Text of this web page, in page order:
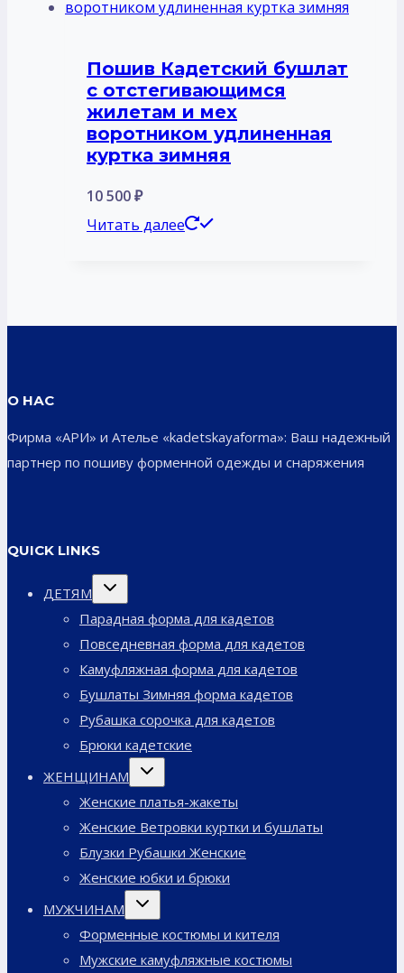
Пошив Кадетский бушлат
с отстегивающимся
жилетам и мех
воротником удлиненная
куртка зимняя
10 500₽
Читать далее
О НАС
Фирма «АРИ» и Ателье «kadetskayaforma»: Ваш надежный
партнер по пошиву форменной одежды и снаряжения
QUICK LINKS
ДЕТЯМ
Переключить
дочернее
Парадная форма для кадетов
Повседневная форма для кадетов
Камуфляжная форма для кадетов
Бушлаты Зимняя форма кадетов
Рубашка сорочка для кадетов
Брюки кадетские
ЖЕНЩИНАМ
Переключить
дочернее
Женские платья-жакеты
Женские Ветровки куртки и бушлаты
Блузки Рубашки Женские
Женские юбки и брюки
МУЖЧИНАМ
Переключить
дочернее
Форменные костюмы и кителя
Мужские камуфляжные костюмы